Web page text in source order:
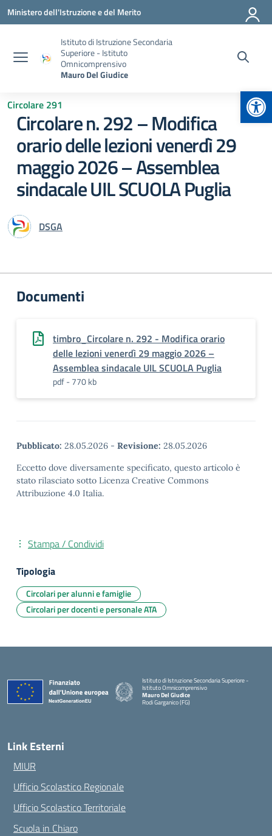
Vai ai contenuti
Vai al menu di navigazione
Vai al footer
Ministero dell'Istruzione e del Merito
Istituto di Istruzione Secondaria
Superiore - Istituto
Omnicomprensivo
Mauro Del Giudice
Circolare 291
Circolare n. 292 – Modifica
orario delle lezioni venerdì 29
maggio 2026 – Assemblea
sindacale UIL SCUOLA Puglia
DSGA
Documenti
timbro_Circolare n. 292 - Modifica orario
delle lezioni venerdì 29 maggio 2026 –
Assemblea sindacale UIL SCUOLA Puglia
pdf - 770 kb
Pubblicato: 28.05.2026 - Revisione: 28.05.2026
Eccetto dove diversamente specificato, questo articolo è
stato rilasciato sotto Licenza Creative Commons
Attribuzione 4.0 Italia.
Stampa / Condividi
Tipologia
Circolari per alunni e famiglie
Circolari per docenti e personale ATA
Istituto di Istruzione Secondaria Superiore -
Istituto Omnicomprensivo
Mauro Del Giudice
Rodi Garganico (FG)
— Visita la pagina iniziale della scuola
Link Esterni
MIUR
Ufficio Scolastico Regionale
Ufficio Scolastico Territoriale
Scuola in Chiaro